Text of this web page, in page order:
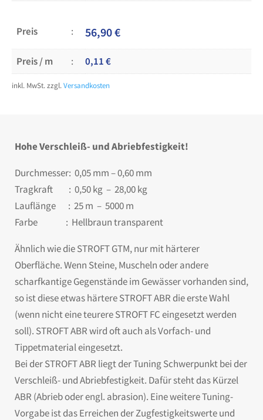
Preis 56,90€
Preis / m 0,11€
inkl. MwSt. zzgl. Versandkosten
Hohe Verschleiß- und Abriebfestigkeit!
Durchmesser: 0,05 mm – 0,60 mm
Tragkraft : 0,50 kg – 28,00 kg
Lauflänge : 25 m – 5000 m
Farbe : Hellbraun transparent
Ähnlich wie die STROFT GTM, nur mit härterer
Oberfläche. Wenn Steine, Muscheln oder andere
scharfkantige Gegenstände im Gewässer vorhanden sind,
so ist diese etwas härtere STROFT ABR die erste Wahl
(wenn nicht eine teurere STROFT FC eingesetzt werden
soll). STROFT ABR wird oft auch als Vorfach- und
Tippetmaterial eingesetzt.
Bei der STROFT ABR liegt der Tuning Schwerpunkt bei der
Verschleiß- und Abriebfestigkeit. Dafür steht das Kürzel
ABR (Abrieb oder engl. abrasion). Eine weitere Tuning-
Vorgabe ist das Erreichen der Zugfestigkeitswerte und